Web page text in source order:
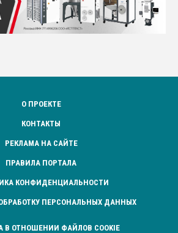
О ПРОЕКТЕ
КОНТАКТЫ
РЕКЛАМА НА САЙТЕ
ПРАВИЛА ПОРТАЛА
КОНФИДЕНЦИАЛЬНОСТИ
ПЕРСОНАЛЬНЫХ ДАННЫХ
В ОТНОШЕНИИ ФАЙЛОВ COOKIE